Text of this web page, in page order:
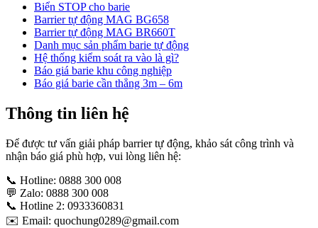
Biển STOP cho barie
Barrier tự động MAG BG658
Barrier tự động MAG BR660T
Danh mục sản phẩm barie tự động
Hệ thống kiểm soát ra vào là gì?
Báo giá barie khu công nghiệp
Báo giá barie cần thẳng 3m – 6m
Thông tin liên hệ
Để được tư vấn giải pháp barrier tự động, khảo sát công trình và
nhận báo giá phù hợp, vui lòng liên hệ:
📞 Hotline: 0888 300 008
💬 Zalo: 0888 300 008
📞 Hotline 2: 0933360831
✉️ Email: quochung0289@gmail.com